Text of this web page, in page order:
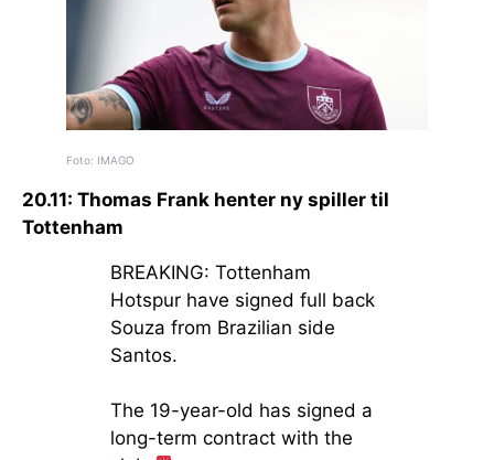
Foto: IMAGO
20.11: Thomas Frank henter ny spiller til
Tottenham
BREAKING: Tottenham
Hotspur have signed full back
Souza from Brazilian side
Santos.
The 19-year-old has signed a
long-term contract with the